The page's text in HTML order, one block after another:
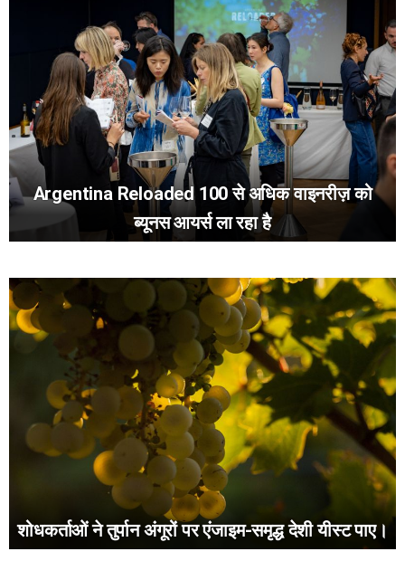
Argentina Reloaded 100 से अधिक वाइनरीज़ को
ब्यूनस आयर्स ला रहा है
शोधकर्ताओं ने तुर्पान अंगूरों पर एंजाइम-समृद्ध देशी यीस्ट पाए।